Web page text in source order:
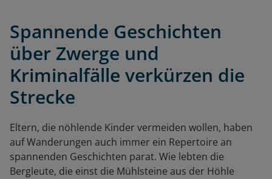
Spannende Geschichten
über Zwerge und
Kriminalfälle verkürzen die
Strecke
Eltern, die nöhlende Kinder vermeiden wollen, haben
auf Wanderungen auch immer ein Repertoire an
spannenden Geschichten parat. Wie lebten die
Bergleute, die einst die Mühlsteine aus der Höhle